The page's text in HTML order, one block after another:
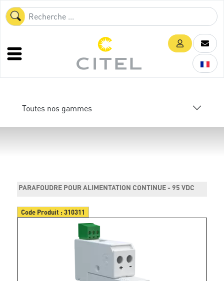
Toutes nos gammes
PARAFOUDRE POUR ALIMENTATION CONTINUE - 95 VDC
Code Produit :310311